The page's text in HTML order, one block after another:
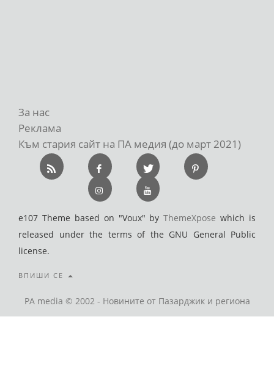
За нас
Реклама
Към стария сайт на ПА медия (до март 2021)
e107 Theme based on "Voux" byThemeXpose which is
released under the terms of the GNU General Public
license.
ВПИШИ СЕ
PA media © 2002 - Новините от Пазарджик и региона